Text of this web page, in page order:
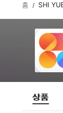
홈 / SHI
상품